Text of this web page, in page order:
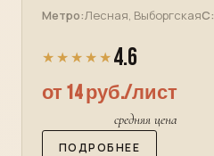
Метро:Лесная, ВыборгскаяС:
★★★★★ 4.6
от 14 руб./лист
средняя цена
ПОДРОБНЕЕ